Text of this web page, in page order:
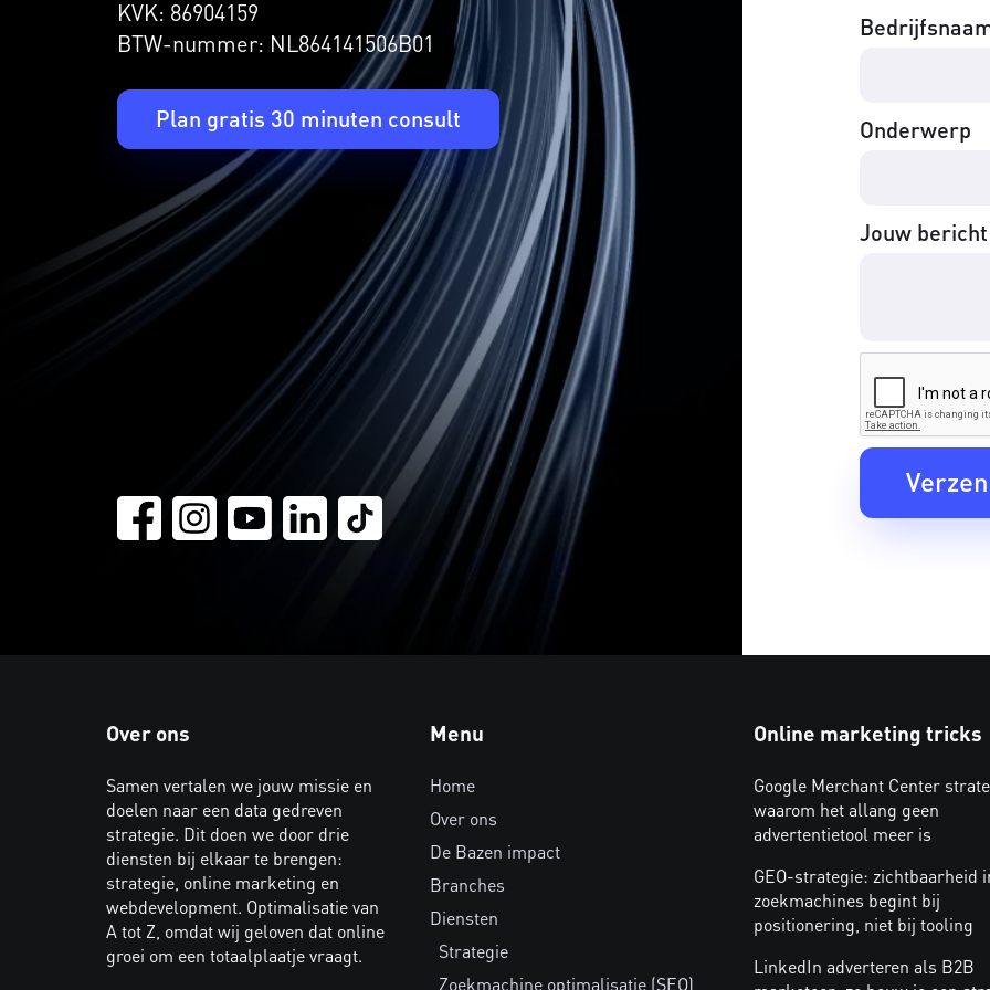
KVK: 86904159
BTW-nummer: NL864141506B01
Plan gratis 30 minuten consult Onderwerp
Jouw bericht
Over ons
Samen vertalen we jouw missie en
doelen naar een data gedreven
strategie. Dit doen we door drie
diensten bij elkaar te brengen:
strategie, online marketing en
webdevelopment. Optimalisatie van
A tot Z, omdat wij geloven dat online
groei om een totaalplaatje vraagt.
Menu
Home
Over ons
De Bazen impact
Branches
Diensten
Strategie
Zoekmachine optimalisatie (SEO)
Online marketing tricks
Google Merchant Center
waarom het allang geen
advertentietool meer is
GEO-strategie: zichtbaarheid
zoekmachines begint bij
positionering, niet bij tooling
LinkedIn adverteren als B2B